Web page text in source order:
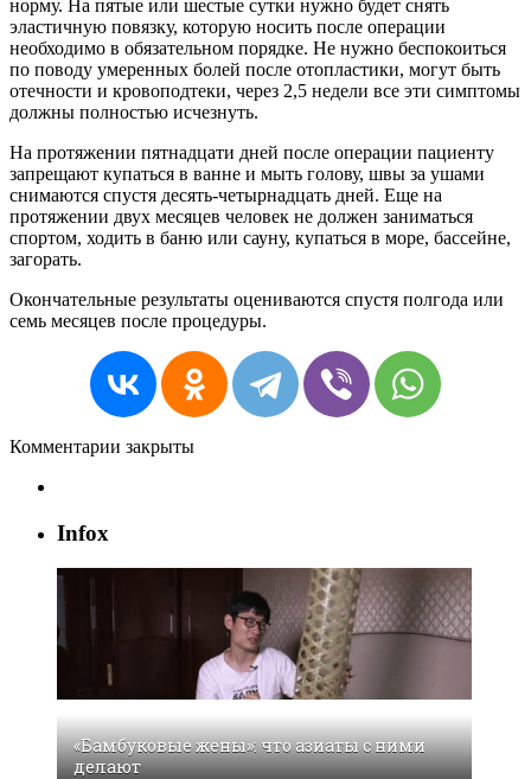
норму. На пятые или шестые сутки нужно будет снять
эластичную повязку, которую носить после операции
необходимо в обязательном порядке. Не нужно беспокоиться
по поводу умеренных болей после отопластики, могут быть
отечности и кровоподтеки, через 2,5 недели все эти симптомы
должны полностью исчезнуть.
На протяжении пятнадцати дней после операции пациенту
запрещают купаться в ванне и мыть голову, швы за ушами
снимаются спустя десять-четырнадцать дней. Еще на
протяжении двух месяцев человек не должен заниматься
спортом, ходить в баню или сауну, купаться в море, бассейне,
загорать.
Окончательные результаты оцениваются спустя полгода или
семь месяцев после процедуры.
Комментарии закрыты
Infox
«Бамбуковые жены»: что азиаты с ними
делают